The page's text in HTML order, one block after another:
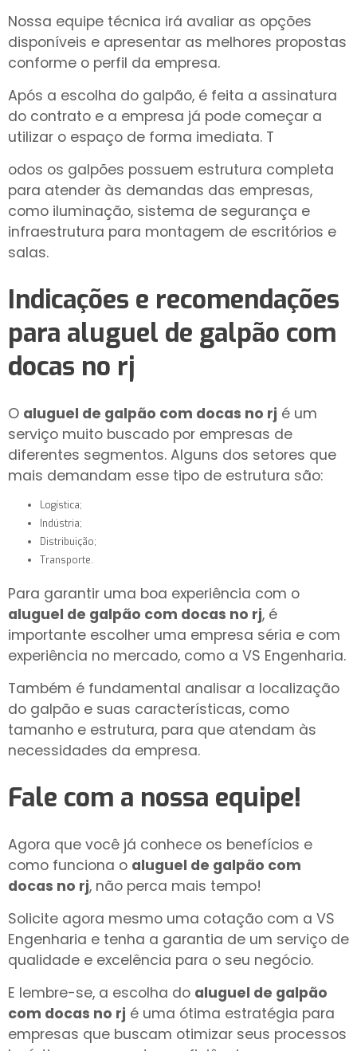
Nossa equipe técnica irá avaliar as opções
disponíveis e apresentar as melhores propostas
conforme o perfil da empresa.
Após a escolha do galpão, é feita a assinatura
do contrato e a empresa já pode começar a
utilizar o espaço de forma imediata. T
odos os galpões possuem estrutura completa
para atender às demandas das empresas,
como iluminação, sistema de segurança e
infraestrutura para montagem de escritórios e
salas.
Indicações e recomendações
para aluguel de galpão com
docas no rj
O aluguel de galpão com docas no rj é um
serviço muito buscado por empresas de
diferentes segmentos. Alguns dos setores que
mais demandam esse tipo de estrutura são:
Logística;
Indústria;
Distribuição;
Transporte.
Para garantir uma boa experiência com o
aluguel de galpão com docas no rj, é
importante escolher uma empresa séria e com
experiência no mercado, como a VS Engenharia.
Também é fundamental analisar a localização
do galpão e suas características, como
tamanho e estrutura, para que atendam às
necessidades da empresa.
Fale com a nossa equipe!
Agora que você já conhece os benefícios e
como funciona o aluguel de galpão com
docas no rj, não perca mais tempo!
Solicite agora mesmo uma cotação com a VS
Engenharia e tenha a garantia de um serviço de
qualidade e excelência para o seu negócio.
E lembre-se, a escolha do aluguel de galpão
com docas no rj é uma ótima estratégia para
empresas que buscam otimizar seus processos